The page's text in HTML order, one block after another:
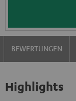
BEWERTUNGEN
Highlights